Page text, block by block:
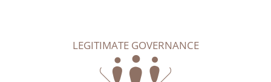
LEGITIMATE GOVERNANCE